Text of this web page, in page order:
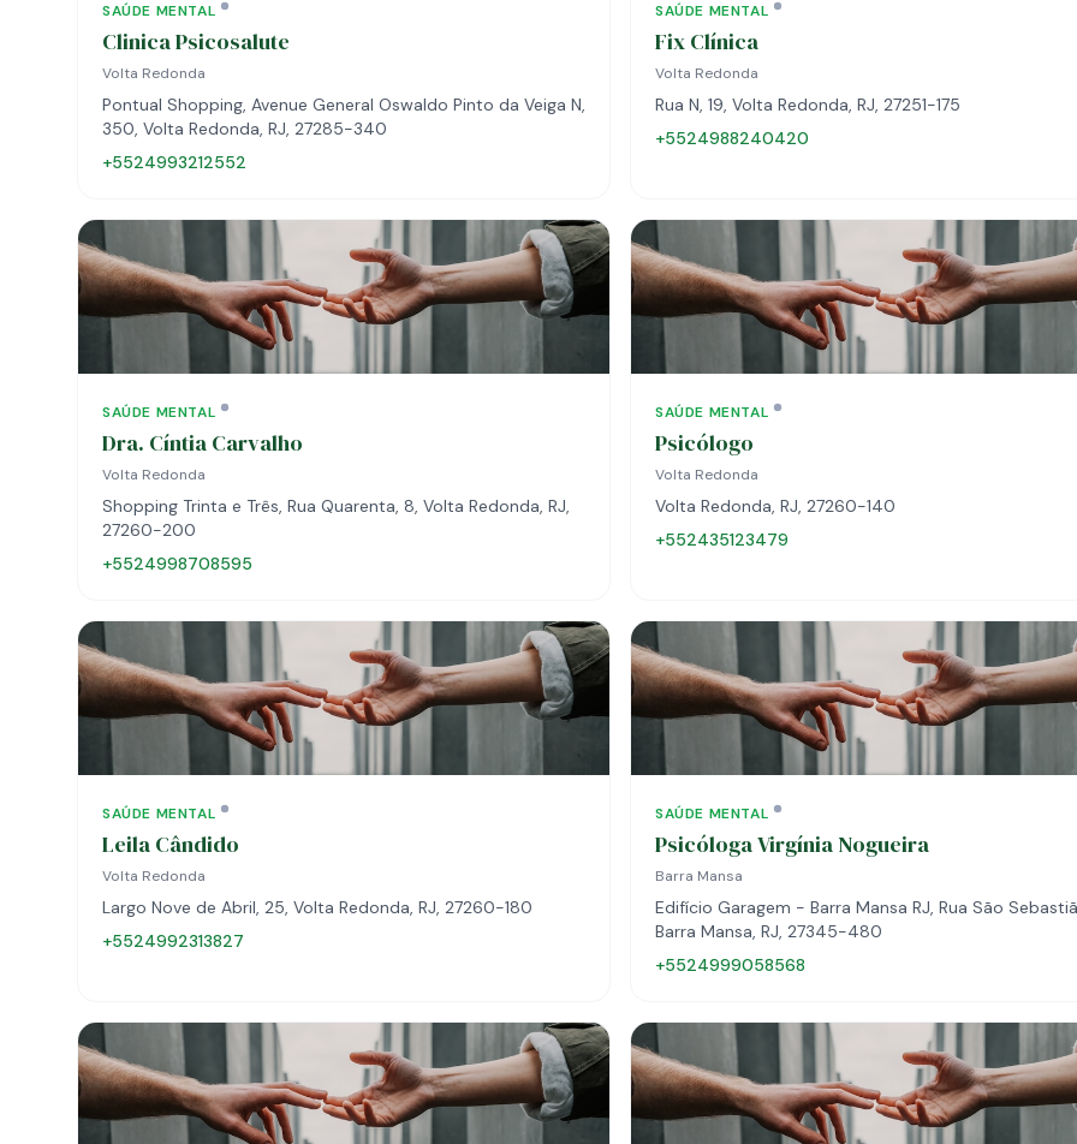
SAÚDE MENTAL
Clinica Psicosalute
Volta Redonda
Pontual Shopping, Avenue General Oswaldo Pinto da Veiga N,
350, Volta Redonda, RJ, 27285-340
+5524993212552
SAÚDE MENTAL
Fix Clínica
Volta Redonda
Rua N, 19, Volta Redonda, RJ, 27251-175
+5524988240420
SAÚDE MENTAL
Dra. Cíntia Carvalho
Volta Redonda
Shopping Trinta e Três, Rua Quarenta, 8, Volta Redonda, RJ,
27260-200
+5524998708595
SAÚDE MENTAL
Psicólogo
Volta Redonda
Volta Redonda, RJ, 27260-140
+552435123479
SAÚDE MENTAL
Leila Cândido
Volta Redonda
Largo Nove de Abril, 25, Volta Redonda, RJ, 27260-180
+5524992313827
SAÚDE MENTAL
Psicóloga Virgínia Nogueira
Barra Mansa
Edifício Garagem - Barra Mansa RJ, Rua São
Barra Mansa, RJ, 27345-480
+5524999058568